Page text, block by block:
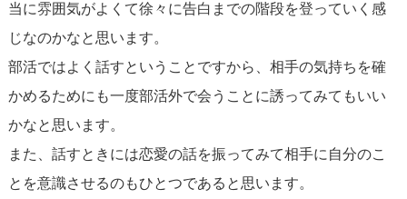
当に雰囲気がよくて徐々に告白までの階段を登っていく感
じなのかなと思います。
部活ではよく話すということですから、相手の気持ちを確
かめるためにも一度部活外で会うことに誘ってみてもいい
かなと思います。
また、話すときには恋愛の話を振ってみて相手に自分のこ
とを意識させるのもひとつであると思います。